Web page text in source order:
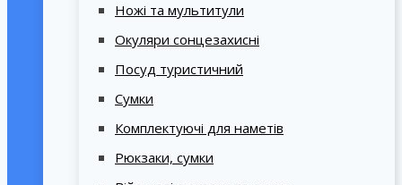
Ножі та мультитули
Окуляри сонцезахисні
Посуд туристичний
Сумки
Комплектуючі для наметів
Рюкзаки, сумки